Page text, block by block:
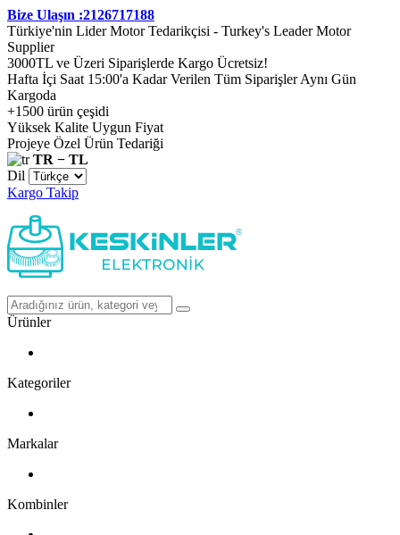
Bize Ulaşın :2126717188
Türkiye'nin Lider Motor Tedarikçisi - Turkey's Leader Motor
Supplier
3000TL ve Üzeri Siparişlerde Kargo Ücretsiz!
Hafta İçi Saat 15:00'a Kadar Verilen Tüm Siparişler Aynı Gün
Kargoda
+1500 ürün çeşidi
Yüksek Kalite Uygun Fiyat
Projeye Özel Ürün Tedariği
TR − TL
Dil
Kargo Takip
Ürünler
Kategoriler
Markalar
Kombinler